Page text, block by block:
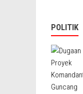
POLITIK